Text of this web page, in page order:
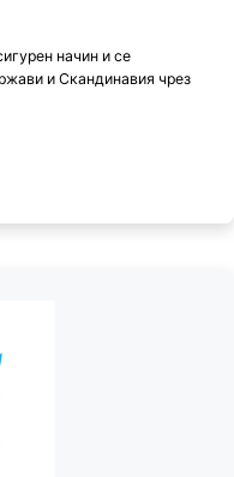
начин и се
и Скандинавия чрез